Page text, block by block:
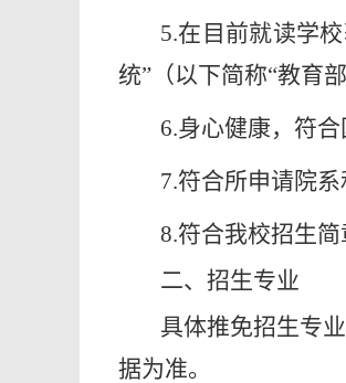
5.在目前就读学
统”（以下简称“教育
6.身心健康，符合
7.符合所申请院
8.符合我校招生
二、招生专业
具体推免招生专
据为准。